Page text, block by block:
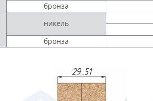
бронза
никель
бронза